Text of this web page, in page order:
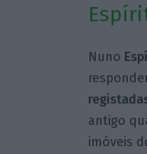
Nuno
antigo
imóveis